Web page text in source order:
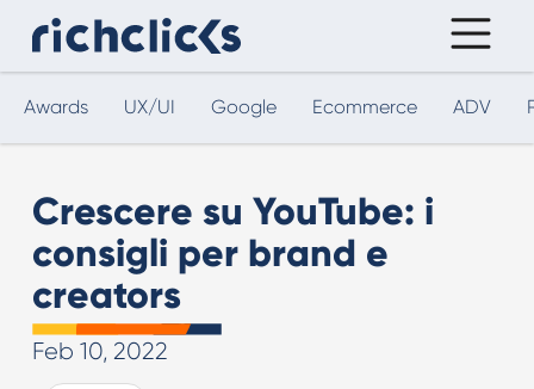
Awards UX/UI Google Ecommerce ADV
Crescere su YouTube: i
consigli per brand e
creators
Feb 10, 2022